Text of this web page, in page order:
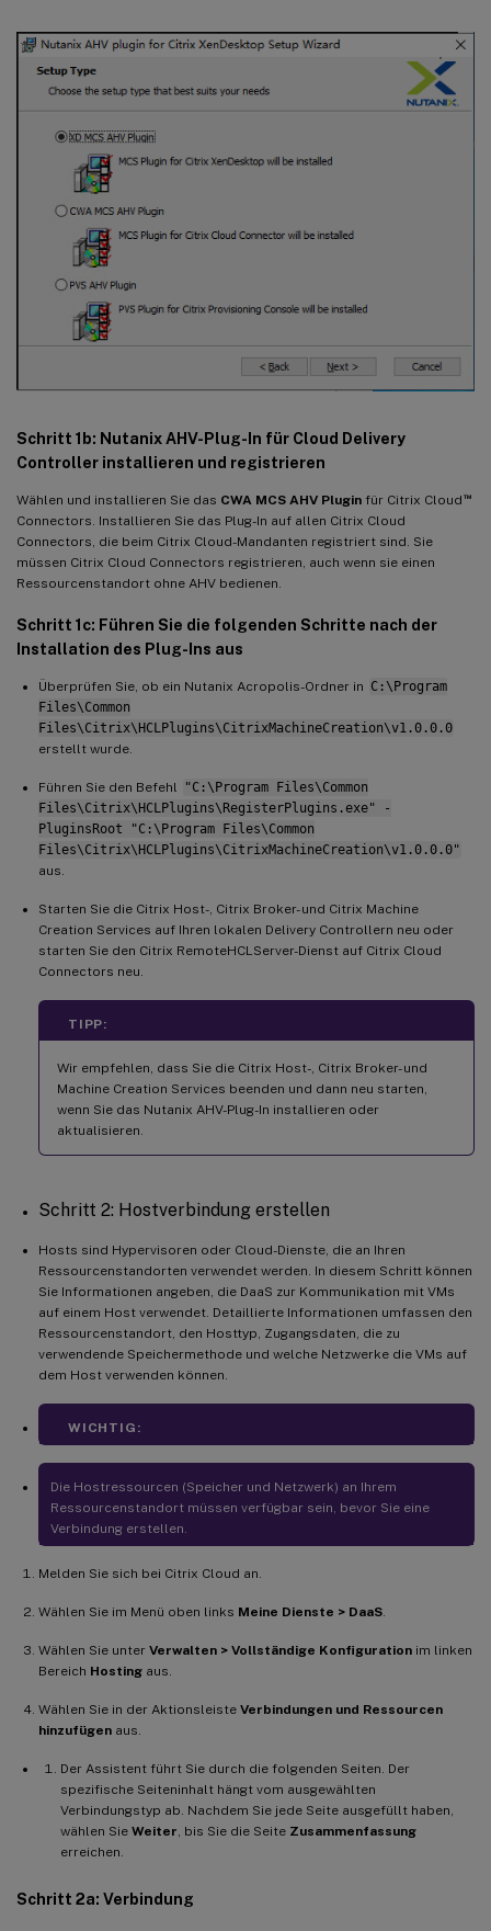
Schritt 1b: Nutanix AHV-Plug-In für Cloud Delivery
Controller installieren und registrieren
Wählen und installieren Sie das CWA MCS AHV Plugin für Citrix Cloud ™
Connectors. Installieren Sie das Plug-In auf allen Citrix Cloud
Connectors, die beim Citrix Cloud-Mandanten registriert sind. Sie
müssen Citrix Cloud Connectors registrieren, auch wenn sie einen
Ressourcenstandort ohne AHV bedienen.
Schritt 1c: Führen Sie die folgenden Schritte nach der
Installation des Plug-Ins aus
Überprüfen Sie, ob ein Nutanix Acropolis-Ordner in C:\Program
Files\Common
Files\Citrix\HCLPlugins\CitrixMachineCreation\v1.0.0.0
erstellt wurde.
Führen Sie den Befehl
"C:\Program Files\Common
Files\Citrix\HCLPlugins\RegisterPlugins.exe" -
PluginsRoot "C:\Program Files\Common
Files\Citrix\HCLPlugins\CitrixMachineCreation\v1.0.0.0"
aus.
Starten Sie die Citrix Host-, Citrix Broker- und Citrix Machine
Creation Services auf Ihren lokalen Delivery Controllern neu oder
starten Sie den Citrix RemoteHCLServer-Dienst auf Citrix Cloud
Connectors neu.
TIPP:
Wir empfehlen, dass Sie die Citrix Host-, Citrix Broker- und
Machine Creation Services beenden und dann neu starten,
wenn Sie das Nutanix AHV-Plug-In installieren oder
aktualisieren.
Schritt 2: Hostverbindung erstellen
Hosts sind Hypervisoren oder Cloud-Dienste, die an Ihren
Ressourcenstandorten verwendet werden. In diesem Schritt können
Sie Informationen angeben, die DaaS zur Kommunikation mit VMs
auf einem Host verwendet. Detaillierte Informationen umfassen den
Ressourcenstandort, den Hosttyp, Zugangsdaten, die zu
verwendende Speichermethode und welche Netzwerke die VMs auf
dem Host verwenden können.
WICHTIG:
Die Hostressourcen (Speicher und Netzwerk) an Ihrem
Ressourcenstandort müssen verfügbar sein, bevor Sie eine
Verbindung erstellen.
Melden Sie sich bei Citrix Cloud an.
Wählen Sie im Menü oben links Meine Dienste > DaaS.
Wählen Sie unter Verwalten > Vollständige Konfiguration im linken
Bereich Hosting aus.
Wählen Sie in der Aktionsleiste Verbindungen und Ressourcen
hinzufügen aus.
Der Assistent führt Sie durch die folgenden Seiten. Der
spezifische Seiteninhalt hängt vom ausgewählten
Verbindungstyp ab. Nachdem Sie jede Seite ausgefüllt haben,
wählen Sie Weiter, bis Sie die Seite Zusammenfassung
erreichen.
Schritt 2a: Verbindung